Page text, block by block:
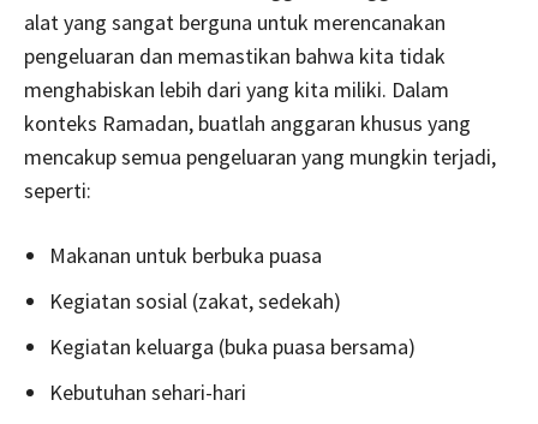
alat yang sangat berguna untuk merencanakan
pengeluaran dan memastikan bahwa kita tidak
menghabiskan lebih dari yang kita miliki. Dalam
konteks Ramadan, buatlah anggaran khusus yang
mencakup semua pengeluaran yang mungkin terjadi,
seperti:
Makanan untuk berbuka puasa
Kegiatan sosial (zakat, sedekah)
Kegiatan keluarga (buka puasa bersama)
Kebutuhan sehari-hari